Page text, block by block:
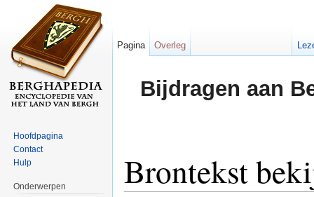
Bijdragen aan
Brontekst
Pagina Overleg
Hoofdpagina
Contact
Hulp
Onderwerpen